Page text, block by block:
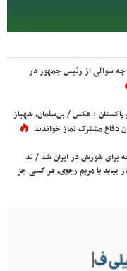
چه سوالی از رئیس جمهور در
پاکستان + عکس / بن‌سلمان، شهباز
دفاع مشترک نماز خواندند
برای شورش در ایران شد / تد
بیاید یا مریم رجوی، هر کسی جز